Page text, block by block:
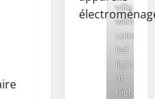
villa
with
colored
led
lights
at
night.